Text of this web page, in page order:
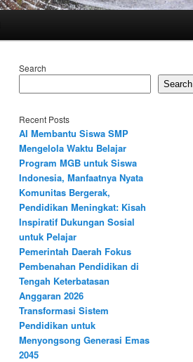
Search
Search
Recent Posts
AI Membantu Siswa SMP
Mengelola Waktu Belajar
Program MGB untuk Siswa
Indonesia, Manfaatnya Nyata
Komunitas Bergerak,
Pendidikan Meningkat: Kisah
Inspiratif Dukungan Sosial
untuk Pelajar
Pemerintah Daerah Fokus
Pembenahan Pendidikan di
Tengah Keterbatasan
Anggaran 2026
Transformasi Sistem
Pendidikan untuk
Menyongsong Generasi Emas
2045